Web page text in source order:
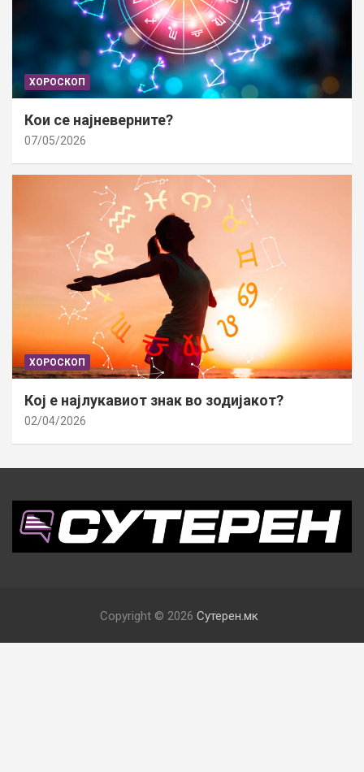
ХОРОСКОП
Кои се најневерните?
07/05/2026
ХОРОСКОП
Кој е најлукавиот знак во зодијакот?
02/04/2026
Copyright © 2026 Сутерен.мк